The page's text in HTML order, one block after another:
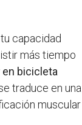
capacidad
más tiempo
en bicicleta
traduce en una
muscular